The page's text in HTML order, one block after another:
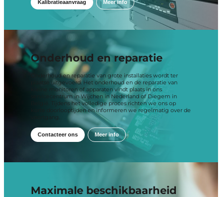
Kalibratieaanvraag Meer info
Onderhoud en reparatie
Onderhoud en reparatie van grote installaties wordt ter
plaatse uitgevoerd. Het onderhoud en de reparatie van
kleine monitoren of apparaten vindt plaats in ons
servicecentrum in Wijchen in Nederland of Diegem in
België. Tijdens het volledige proces richten we ons op
korte doorlooptijden en informeren we regelmatig over de
voortgang.
Contacteer ons Meer info
Maximale beschikbaarheid